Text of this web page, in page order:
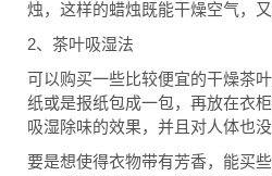
烛，这样的蜡烛既能干燥空气，
2、茶叶吸湿法
可以购买一些比较便宜的干燥茶
纸或是报纸包成一包，再放在衣
吸湿除味的效果，并且对人体也没
要是想使得衣物带有芳香，能买